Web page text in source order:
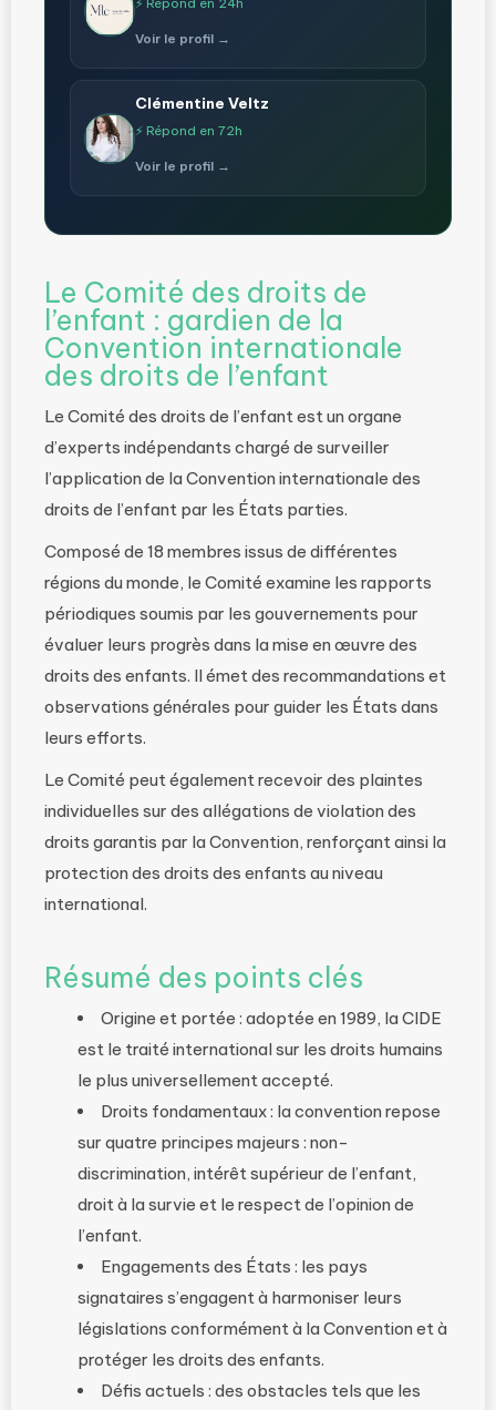
Voir le profil →
Clémentine Veltz
⚡ Répond en 72h
Voir le profil →
Le Comité des droits de
l’enfant : gardien de la
Convention internationale
des droits de l’enfant
Le Comité des droits de l’enfant est un organe
d’experts indépendants chargé de surveiller
l’application de la Convention internationale des
droits de l’enfant par les États parties.
Composé de 18 membres issus de différentes
régions du monde, le Comité examine les rapports
périodiques soumis par les gouvernements pour
évaluer leurs progrès dans la mise en œuvre des
droits des enfants. Il émet des recommandations et
observations générales pour guider les États dans
leurs efforts.
Le Comité peut également recevoir des plaintes
individuelles sur des allégations de violation des
droits garantis par la Convention, renforçant ainsi la
protection des droits des enfants au niveau
international.
Résumé des points clés
Origine et portée : adoptée en 1989, la CIDE
est le traité international sur les droits humains
le plus universellement accepté.
Droits fondamentaux : la convention repose
sur quatre principes majeurs : non-
discrimination, intérêt supérieur de l’enfant,
droit à la survie et le respect de l’opinion de
l’enfant.
Engagements des États : les pays
signataires s’engagent à harmoniser leurs
législations conformément à la Convention et à
protéger les droits des enfants.
Défis actuels : des obstacles tels que les